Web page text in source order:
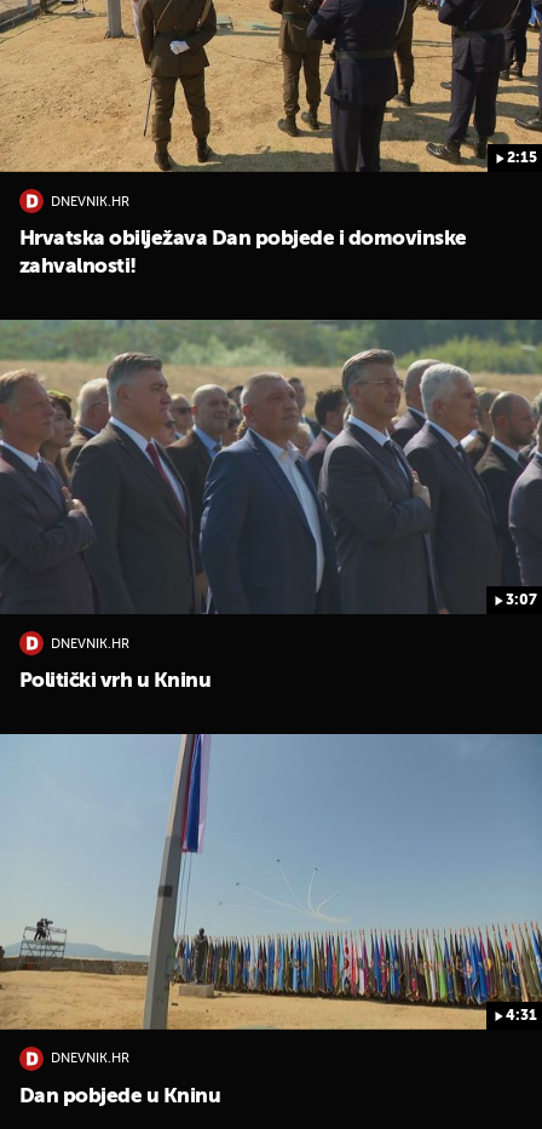
2:15
DNEVNIK.HR
Hrvatska obilježava Dan pobjede i domovinske
zahvalnosti!
3:07
DNEVNIK.HR
Politički vrh u Kninu
4:31
DNEVNIK.HR
Dan pobjede u Kninu
UKLJUČITE NOTIFIKACIJE